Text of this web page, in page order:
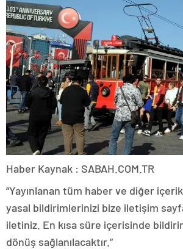
Haber Kaynak : SABAH.COM.TR
“Yayınlanan tüm haber ve diğer
yasal bildirimlerinizi bize iletişim
iletiniz. En kısa süre içerisinde
dönüş sağlanılacaktır.”